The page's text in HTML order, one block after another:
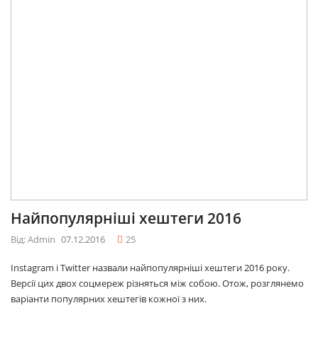
Найпопулярніші хештеги 2016
Від: Admin 07.12.2016 25
Instagram і Twitter назвали найпопулярніші хештеги 2016 року.
Версії цих двох соцмереж різняться між собою. Отож, розглянемо
варіанти популярних хештегів кожної з них.